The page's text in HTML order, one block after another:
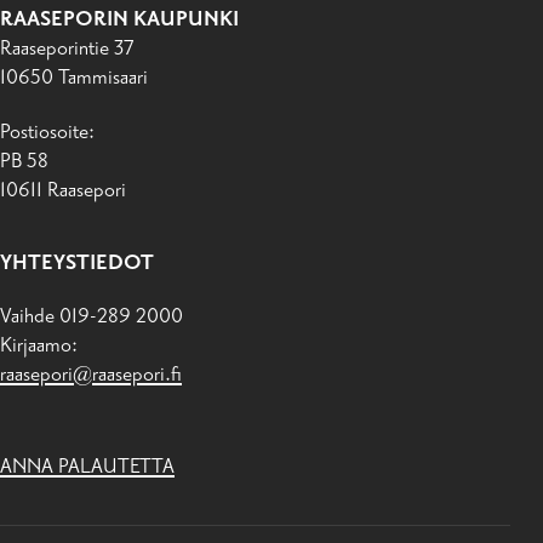
RAASEPORIN KAUPUNKI
Raaseporintie 37
10650 Tammisaari
Postiosoite:
PB 58
10611 Raasepori
YHTEYSTIEDOT
Vaihde 019-289 2000
Kirjaamo:
raasepori@raasepori.fi
ANNA PALAUTETTA